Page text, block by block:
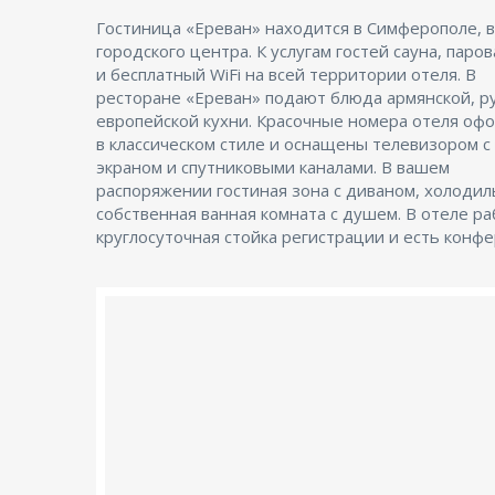
Гостиница «Ереван» находится в Симферополе,
городского центра. К услугам гостей сауна,
и бесплатный WiFi на всей территории отеля. В
ресторане «Ереван» подают блюда армянской,
европейской кухни. Красочные номера отеля оформлены
в классическом стиле и оснащены телевизором с
экраном и спутниковыми каналами. В вашем
распоряжении гостиная зона с диваном,
собственная ванная комната с душем. В отеле работает
круглосуточная стойка регистрации и есть
зал/банкетный зал. Гости могут заказать
напитков в номер, а услуги горничной
ежедневно. Железнодорожный вокзал Симферополя
находится в 5 км, а расстояние до
аэропорта Симферополь составляет 19 км. Здесь лучшее
соотношение цены и качества в
сравнению с другими вариантами в этом городе, гости
получают больше за те же деньги. Мы говорим на